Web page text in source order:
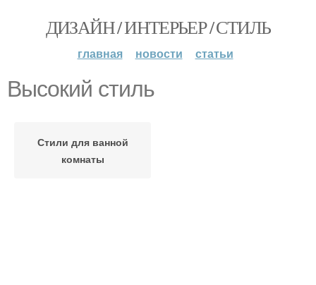
ДИЗАЙН / ИНТЕРЬЕР / СТИЛЬ
главная новости статьи
Высокий стиль
Стили для ванной
комнаты